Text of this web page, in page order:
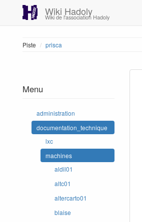
Wiki Hadoly
Wiki de l'association Hadoly
Piste prisca
Menu
administration
documentation_technique
lxc
machines
aldil01
altc01
altercarto01
blaise